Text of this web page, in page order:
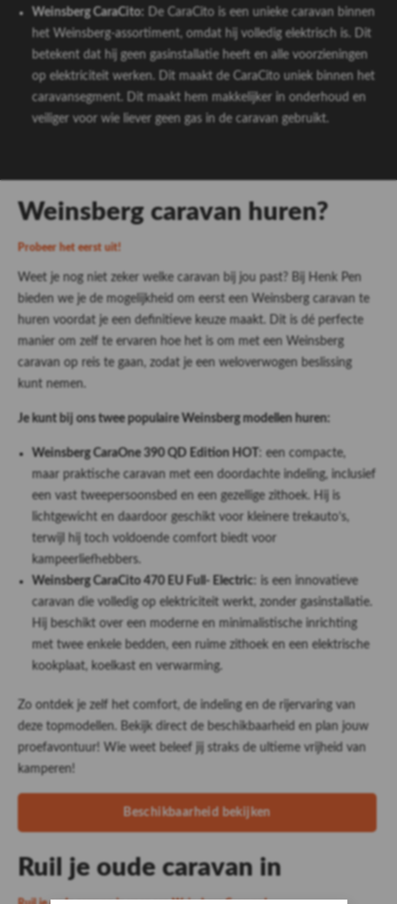
Weinsberg CaraCito: De CaraCito is een unieke caravan binnen
het Weinsberg-assortiment, omdat hij volledig elektrisch is. Dit
betekent dat hij geen gasinstallatie heeft en alle voorzieningen
op elektriciteit werken. Dit maakt de CaraCito uniek binnen het
caravansegment. Dit maakt hem makkelijker in onderhoud en
veiliger voor wie liever geen gas in de caravan gebruikt.
Weinsberg caravan huren?
Probeer het eerst uit!
Weet je nog niet zeker welke caravan bij jou past? Bij Henk Pen
bieden we je de mogelijkheid om eerst een Weinsberg caravan te
huren voordat je een definitieve keuze maakt. Dit is dé perfecte
manier om zelf te ervaren hoe het is om met een Weinsberg
caravan op reis te gaan, zodat je een weloverwogen beslissing
kunt nemen.
Je kunt bij ons twee populaire Weinsberg modellen huren:
Weinsberg CaraOne 390 QD Edition HOT: een compacte,
maar praktische caravan met een doordachte indeling, inclusief
een vast tweepersoonsbed en een gezellige zithoek. Hij is
lichtgewicht en daardoor geschikt voor kleinere trekauto’s,
terwijl hij toch voldoende comfort biedt voor
kampeerliefhebbers.
Weinsberg CaraCito 470 EU Full- Electric: is een innovatieve
caravan die volledig op elektriciteit werkt, zonder gasinstallatie.
Hij beschikt over een moderne en minimalistische inrichting
met twee enkele bedden, een ruime zithoek en een elektrische
kookplaat, koelkast en verwarming.
Zo ontdek je zelf het comfort, de indeling en de rijervaring van
deze topmodellen. Bekijk direct de beschikbaarheid en plan jouw
proefavontuur! Wie weet beleef jij straks de ultieme vrijheid van
kamperen!
Beschikbaarheid bekijken
Ruil je oude caravan in